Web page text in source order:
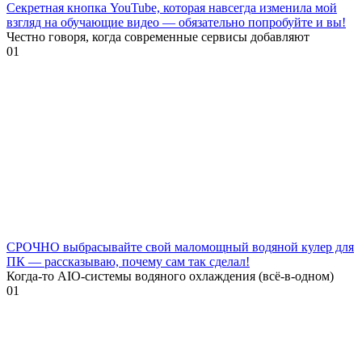
Секретная кнопка YouTube, которая навсегда изменила мой
взгляд на обучающие видео — обязательно попробуйте и вы!
Честно говоря, когда современные сервисы добавляют
01
СРОЧНО выбрасывайте свой маломощный водяной кулер для
ПК — рассказываю, почему сам так сделал!
Когда-то AIO-системы водяного охлаждения (всё-в-одном)
01